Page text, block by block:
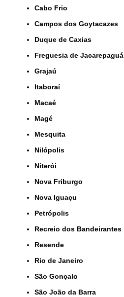
Cabo Frio
Campos dos Goytacazes
Duque de Caxias
Freguesia de Jacarepaguá
Grajaú
Itaboraí
Macaé
Magé
Mesquita
Nilópolis
Niterói
Nova Friburgo
Nova Iguaçu
Petrópolis
Recreio dos Bandeirantes
Resende
Rio de Janeiro
São Gonçalo
São João da Barra